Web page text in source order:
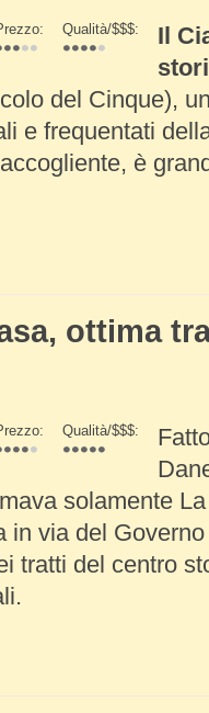
Qualità/$$$:
Il
del Cinque),
e frequentati
è
a Trastevere
ottima
Qualità/$$$:
solamente
in via del
tratti del centro
centro di Roma